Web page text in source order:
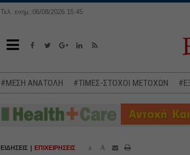
Τελ. ενημ.:06/08/2026 15:45
#ΜΕΣΗ ΑΝΑΤΟΛΗ #ΤΙΜΕΣ-ΣΤΟΧΟΙ ΜΕΤΟΧΩΝ
ΕΙΔΗΣΕΙΣ ΕΠΙΧΕΙΡΗΣΕΙΣ a A